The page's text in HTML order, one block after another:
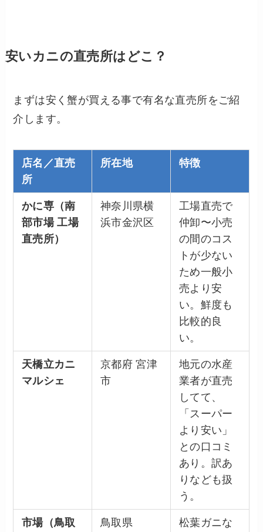
安いカニの直売所はどこ？
まずは安く蟹が買える事で有名な直売所をご紹
介します。
店名／直売
所
所在地 特徴
かに専（南
部市場 工場
直売所）
神奈川県横
浜市金沢区
工場直売で
仲卸〜小売
の間のコス
トが少ない
ため一般小
売より安
い。鮮度も
比較的良
い。
天橋立カニ
マルシェ
京都府 宮津
市
地元の水産
業者が直売
してて、
「スーパー
より安い」
との口コミ
あり。訳あ
りなども扱
う。
市場（鳥取
鳥取県
松葉ガニな